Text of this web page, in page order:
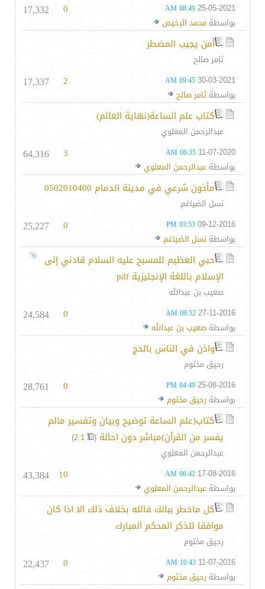
25-05-2021
08:49 AM
بواسطة محمد الرخيص
0
17,332
أمن يجيب المضطر
ثامر صالح
30-03-2021
09:45 AM
بواسطة ثامر صالح
2
17,337
كتاب علم الساعة(نهاية العالم)
عبدالرحمن المعلوي
11-07-2020
06:35 AM
بواسطة عبدالرحمن المعلوي
3
64,316
مأذون شرعي في مدينة الدمام 0502010400
نسل الضياغم
09-12-2016
03:53 PM
بواسطة نسل الضياغم
0
25,227
حبي العظيم للمسبح عليه السلام قادني إلى
الإسلام باللغة الإنجليزية pdf
صعيب بن عبدالله
27-11-2016
09:52 AM
بواسطة صعيب بن عبدالله
0
24,584
واذن في الناس بالحج
رحيق مختوم
25-08-2016
04:49 PM
بواسطة رحيق مختوم
0
28,761
كتاب(علم الساعة توضيح وبيان وتفسير مالم
يفسر من القرآن)مباشر دون احالة (
1
2
)
عبدالرحمن المعلوي
17-08-2016
06:42 AM
بواسطة عبدالرحمن المعلوي
10
43,384
كل ماخطر ببالك فالله بخلاف ذلك الا اذا كان
موافقا للذكر المحكم المبارك
رحيق مختوم
11-07-2016
10:43 AM
بواسطة رحيق مختوم
0
22,437